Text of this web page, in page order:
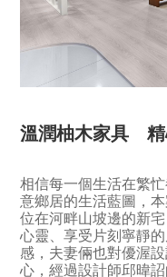
溫潤柚木家具 精
相信每一個生活在繁
意鄉居的生活藍圖，
位在河畔山坡邊的新
心靈、享受片刻寧靜
感，夫妻倆也對優渥
心，經過設計師邱暐